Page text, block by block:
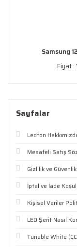
Samsung
Fiyat :
Sayfalar
Ledfon
Mesafeli Satış
Gizlilik ve Güvenlik
İptal ve İade
Kişisel Veriler
LED Şerit Nasıl
Tunable White